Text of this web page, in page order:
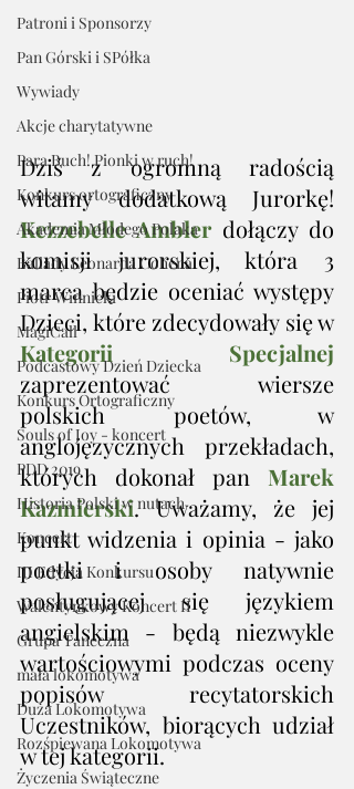
Patroni i Sponsorzy
Pan Górski i SPółka
Wywiady
Akcje charytatywne
Para Buch! Pionki w ruch!
Konkurs ortograficzny
Akademia Młodego Polaka
Ballady Leonarda Cohena
Piotr Winnicki
MagiCall
Podcastowy Dzień Dziecka
Konkurs Ortograficzny
Souls of Joy - koncert
PDD 2019
Historia Polski w nutach
Koncert
III Edycja Konkursu
Walentynkowy Koncert II
Grupa Taneczna
mała lokomotywa
Duża Lokomotywa
Rozśpiewana Lokomotywa
Życzenia Świąteczne
Dziś z ogromną radością
Kezzebelle Ambler dołączy do
komisji jurorskiej, która 3
marca będzie oceniać występy
Dzieci, które zdecydowały się w
Kategorii Specjalnej
zaprezentować wiersze
polskich poetów, w
anglojęzycznych przekładach,
których dokonał pan Marek
Kazmierski. Uważamy, że jej
punkt widzenia i opinia - jako
poetki i osoby natywnie
posługującej się językiem
angielskim - będą niezwykle
wartościowymi podczas oceny
popisów recytatorskich
Uczestników, biorących udział
w tej kategorii.